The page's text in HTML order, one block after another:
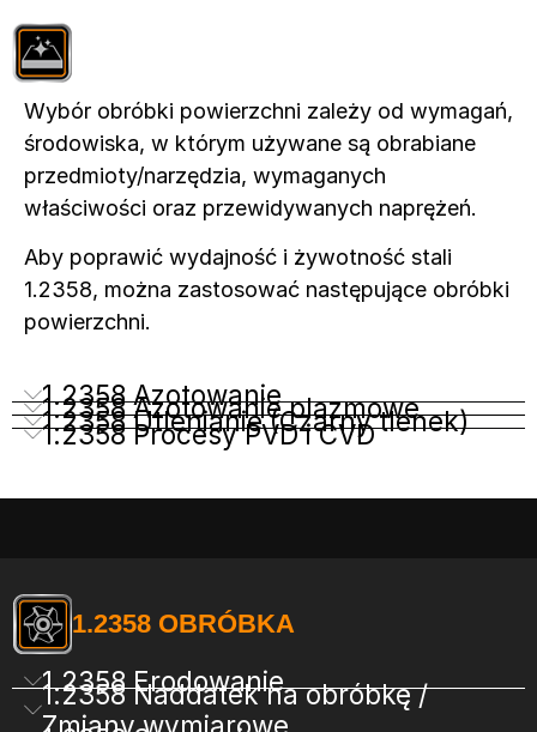
Wybór obróbki powierzchni zależy od wymagań,
środowiska, w którym używane są obrabiane
przedmioty/narzędzia, wymaganych
właściwości oraz przewidywanych naprężeń.
Aby poprawić wydajność i żywotność stali
1.2358, można zastosować następujące obróbki
powierzchni.
1.2358 Azotowanie
1.2358 Azotowanie plazmowe
1.2358 Utlenianie (Czarny tlenek)
1.2358 Procesy PVD i CVD
1.2358 OBRÓBKA
1.2358 Erodowanie
1.2358 Naddatek na obróbkę /
Zmiany wymiarowe